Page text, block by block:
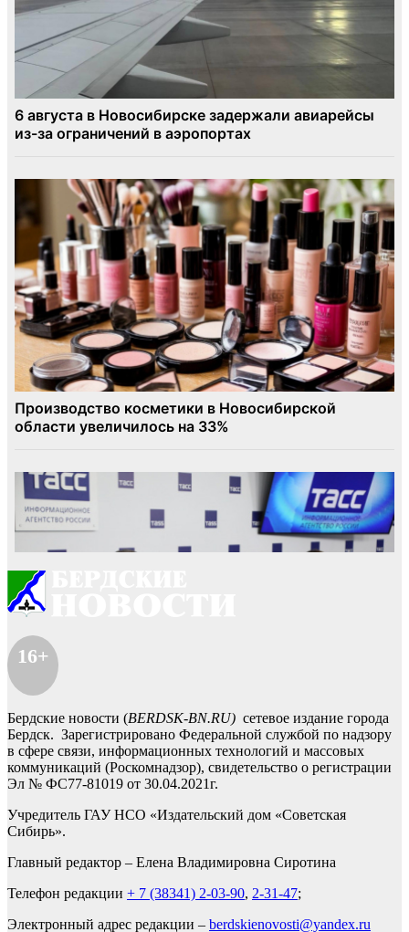
16+
Бердские новости (BERDSK-BN.RU) сетевое издание города
Бердск. Зарегистрировано Федеральной службой по надзору
в сфере связи, информационных технологий и массовых
коммуникаций (Роскомнадзор), свидетельство о регистрации
Эл № ФС77-81019 от 30.04.2021г.
Учредитель ГАУ НСО «Издательский дом «Советская
Сибирь».
Главный редактор – Елена Владимировна Сиротина
Телефон редакции + 7 (38341) 2-03-90, 2-31-47;
Электронный адрес редакции – berdskienovosti@yandex.ru